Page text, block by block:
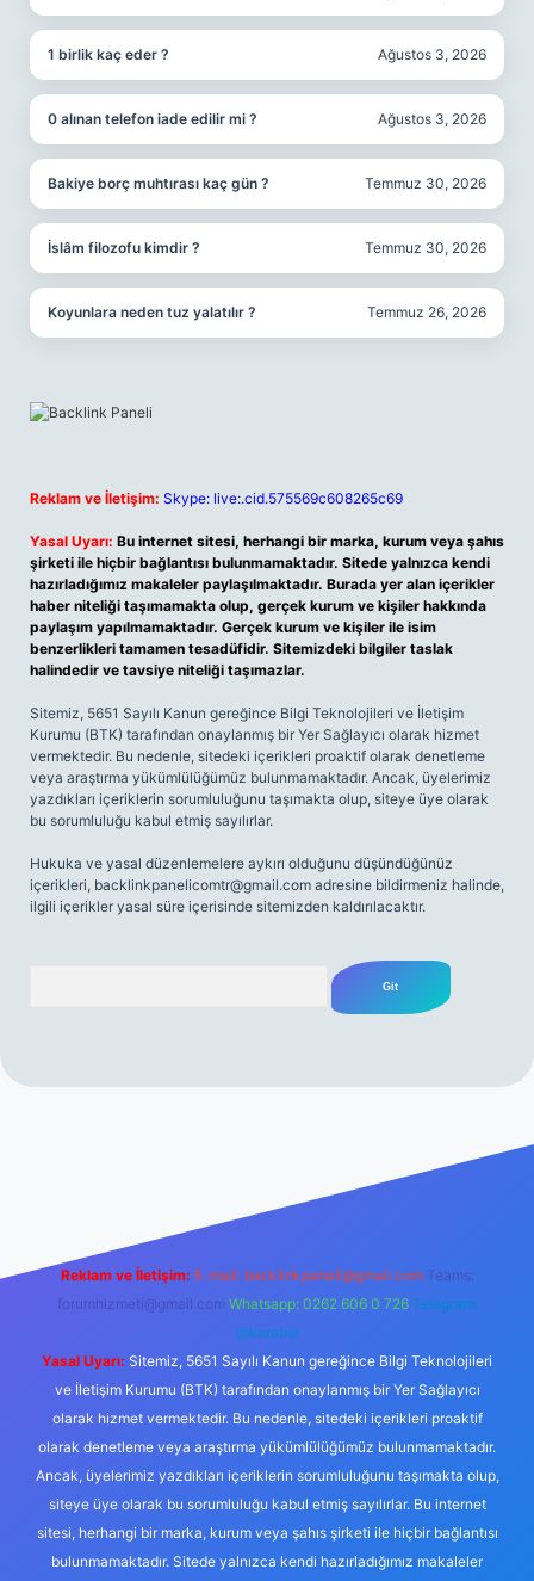
1 birlik kaç eder ? Ağustos 3, 2026
0 alınan telefon iade edilir mi ? Ağustos 3, 2026
Bakiye borç muhtırası kaç gün ? Temmuz 30, 2026
İslâm filozofu kimdir ? Temmuz 30, 2026
Koyunlara neden tuz yalatılır ? Temmuz 26, 2026
Reklam ve İletişim: Skype: live:.cid.575569c608265c69
Yasal Uyarı: Bu internet sitesi, herhangi bir marka, kurum veya şahıs
şirketi ile hiçbir bağlantısı bulunmamaktadır. Sitede yalnızca kendi
hazırladığımız makaleler paylaşılmaktadır. Burada yer alan içerikler
haber niteliği taşımamakta olup, gerçek kurum ve kişiler hakkında
paylaşım yapılmamaktadır. Gerçek kurum ve kişiler ile isim
benzerlikleri tamamen tesadüfidir. Sitemizdeki bilgiler taslak
halindedir ve tavsiye niteliği taşımazlar.
Sitemiz, 5651 Sayılı Kanun gereğince Bilgi Teknolojileri ve İletişim
Kurumu (BTK) tarafından onaylanmış bir Yer Sağlayıcı olarak hizmet
vermektedir. Bu nedenle, sitedeki içerikleri proaktif olarak denetleme
veya araştırma yükümlülüğümüz bulunmamaktadır. Ancak, üyelerimiz
yazdıkları içeriklerin sorumluluğunu taşımakta olup, siteye üye olarak
bu sorumluluğu kabul etmiş sayılırlar.
Hukuka ve yasal düzenlemelere aykırı olduğunu düşündüğünüz
içerikleri, backlinkpanelicomtr@gmail.com adresine bildirmeniz halinde,
ilgili içerikler yasal süre içerisinde sitemizden kaldırılacaktır.
Reklam ve İletişim: E-mail: backlinkpaneli@gmail.com Teams:
forumhizmeti@gmail.com Whatsapp: 0262 606 0 726 Telegram:
@karabul
Yasal Uyarı: Sitemiz, 5651 Sayılı Kanun gereğince Bilgi Teknolojileri
ve İletişim Kurumu (BTK) tarafından onaylanmış bir Yer Sağlayıcı
olarak hizmet vermektedir. Bu nedenle, sitedeki içerikleri proaktif
olarak denetleme veya araştırma yükümlülüğümüz bulunmamaktadır.
Ancak, üyelerimiz yazdıkları içeriklerin sorumluluğunu taşımakta olup,
siteye üye olarak bu sorumluluğu kabul etmiş sayılırlar. Bu internet
sitesi, herhangi bir marka, kurum veya şahıs şirketi ile hiçbir bağlantısı
bulunmamaktadır. Sitede yalnızca kendi hazırladığımız makaleler